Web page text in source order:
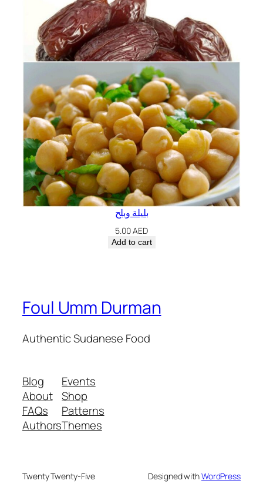
بليلة وبلح
5.00AED
Add to cart
Foul Umm Durman
Authentic Sudanese Food
Blog
About
FAQs
Authors
Events
Shop
Patterns
Themes
Twenty Twenty-Five Designed withWordPress